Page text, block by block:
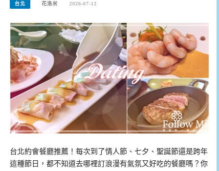
台北 花洛米 2026-07-12
台北約會餐廳推薦！每次到了情人節、七夕、聖誕節還是跨年
這種節日，都不知道去哪裡訂浪漫有氣氛又好吃的餐廳嗎？你